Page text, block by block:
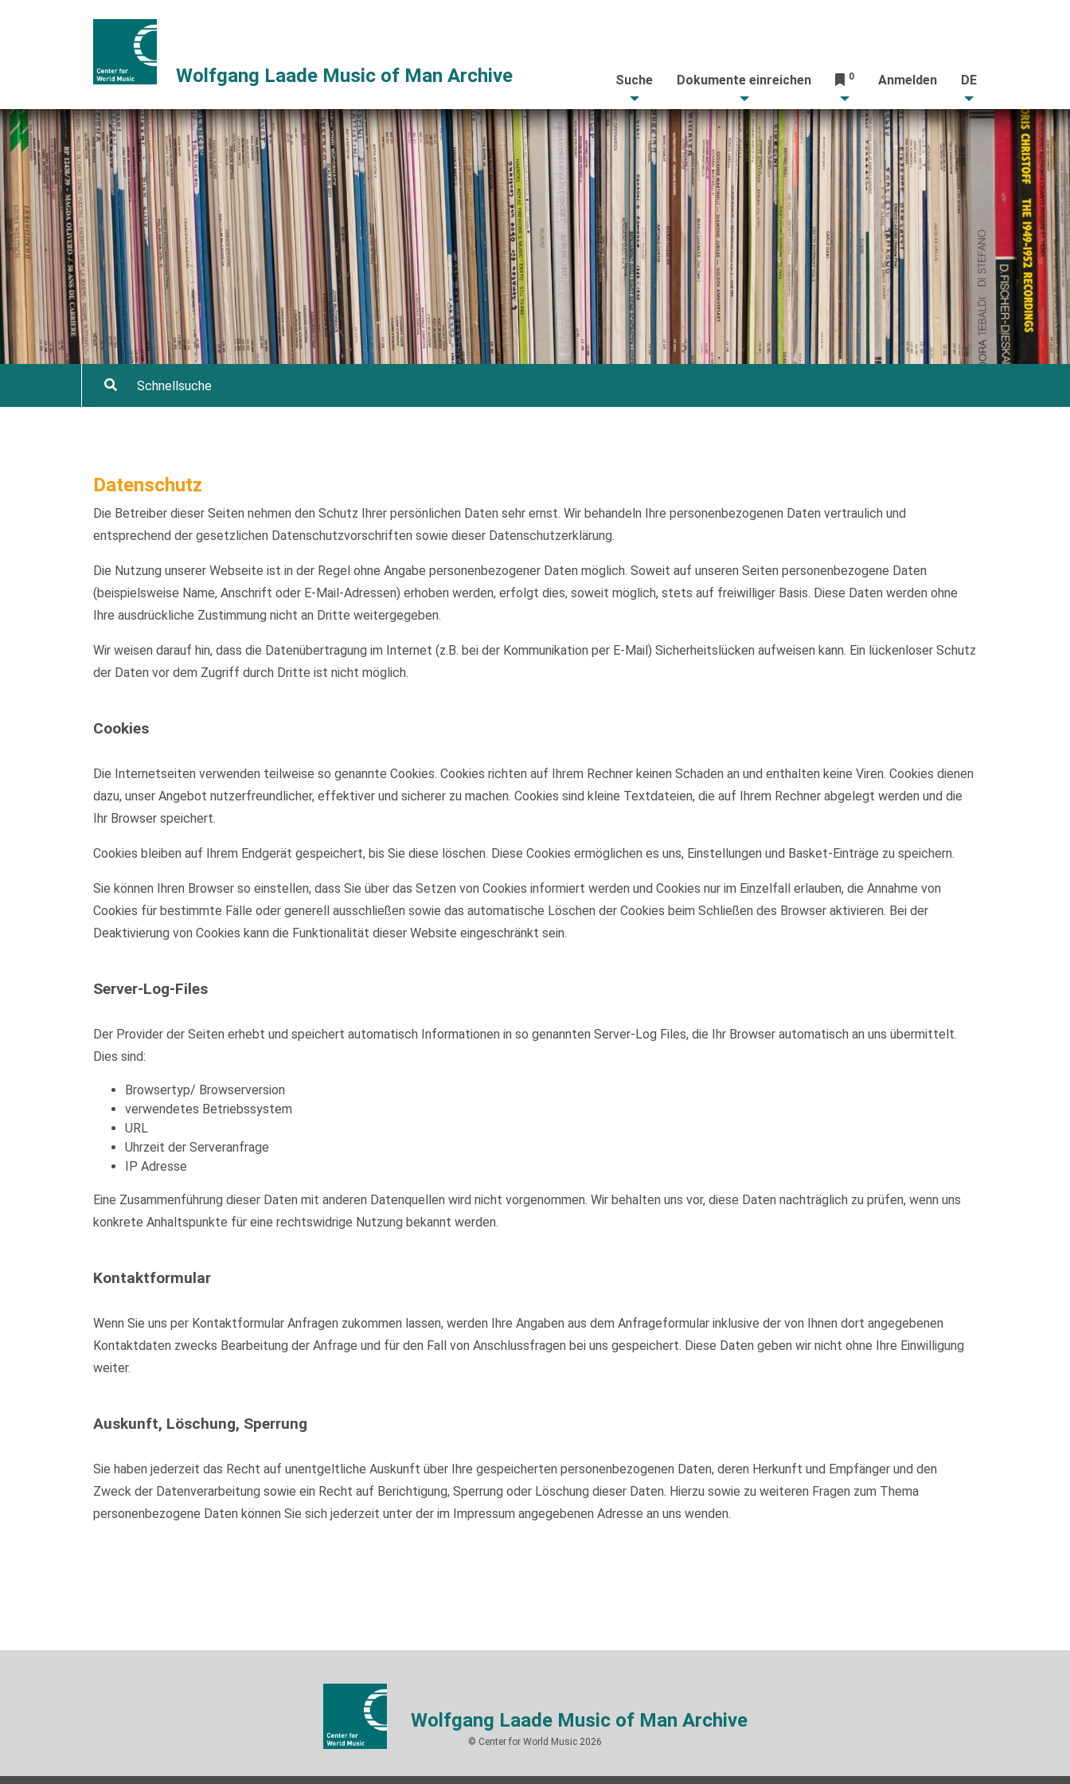
Wolfgang Laade Music of Man Archive Suche Dokumente einreichen 0 Anmelden DE
Datenschutz
Die Betreiber dieser Seiten nehmen den Schutz Ihrer persönlichen Daten sehr ernst. Wir behandeln Ihre personenbezogenen Daten vertraulich und
entsprechend der gesetzlichen Datenschutzvorschriften sowie dieser Datenschutzerklärung.
Die Nutzung unserer Webseite ist in der Regel ohne Angabe personenbezogener Daten möglich. Soweit auf unseren Seiten personenbezogene Daten
(beispielsweise Name, Anschrift oder E-Mail-Adressen) erhoben werden, erfolgt dies, soweit möglich, stets auf freiwilliger Basis. Diese Daten werden ohne
Ihre ausdrückliche Zustimmung nicht an Dritte weitergegeben.
Wir weisen darauf hin, dass die Datenübertragung im Internet (z.B. bei der Kommunikation per E-Mail) Sicherheitslücken aufweisen kann. Ein lückenloser Schutz
der Daten vor dem Zugriff durch Dritte ist nicht möglich.
Cookies
Die Internetseiten verwenden teilweise so genannte Cookies. Cookies richten auf Ihrem Rechner keinen Schaden an und enthalten keine Viren. Cookies dienen
dazu, unser Angebot nutzerfreundlicher, effektiver und sicherer zu machen. Cookies sind kleine Textdateien, die auf Ihrem Rechner abgelegt werden und die
Ihr Browser speichert.
Cookies bleiben auf Ihrem Endgerät gespeichert, bis Sie diese löschen. Diese Cookies ermöglichen es uns, Einstellungen und Basket-Einträge zu speichern.
Sie können Ihren Browser so einstellen, dass Sie über das Setzen von Cookies informiert werden und Cookies nur im Einzelfall erlauben, die Annahme von
Cookies für bestimmte Fälle oder generell ausschließen sowie das automatische Löschen der Cookies beim Schließen des Browser aktivieren. Bei der
Deaktivierung von Cookies kann die Funktionalität dieser Website eingeschränkt sein.
Server-Log-Files
Der Provider der Seiten erhebt und speichert automatisch Informationen in so genannten Server-Log Files, die Ihr Browser automatisch an uns übermittelt.
Dies sind:
Browsertyp/ Browserversion
verwendetes Betriebssystem
URL
Uhrzeit der Serveranfrage
IP Adresse
Eine Zusammenführung dieser Daten mit anderen Datenquellen wird nicht vorgenommen. Wir behalten uns vor, diese Daten nachträglich zu prüfen, wenn uns
konkrete Anhaltspunkte für eine rechtswidrige Nutzung bekannt werden.
Kontaktformular
Wenn Sie uns per Kontaktformular Anfragen zukommen lassen, werden Ihre Angaben aus dem Anfrageformular inklusive der von Ihnen dort angegebenen
Kontaktdaten zwecks Bearbeitung der Anfrage und für den Fall von Anschlussfragen bei uns gespeichert. Diese Daten geben wir nicht ohne Ihre Einwilligung
weiter.
Auskunft, Löschung, Sperrung
Sie haben jederzeit das Recht auf unentgeltliche Auskunft über Ihre gespeicherten personenbezogenen Daten, deren Herkunft und Empfänger und den
Zweck der Datenverarbeitung sowie ein Recht auf Berichtigung, Sperrung oder Löschung dieser Daten. Hierzu sowie zu weiteren Fragen zum Thema
personenbezogene Daten können Sie sich jederzeit unter der im Impressum angegebenen Adresse an uns wenden.
Wolfgang Laade Music of Man Archive
© Center for World Music 2026